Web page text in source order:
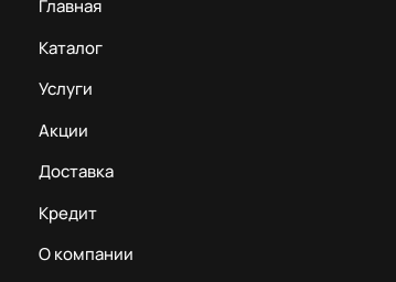
Главная
Каталог
Услуги
Акции
Доставка
Кредит
О компании